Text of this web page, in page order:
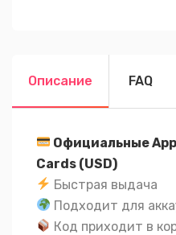
Описание FAQ
Официальные
Cards (USD)
Быстрая выдача
Подходит для
Код приходит в